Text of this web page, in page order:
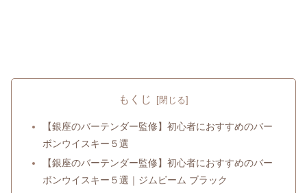
もくじ
【銀座のバーテンダー監修】初心者におすすめのバー
ボンウイスキー５選
【銀座のバーテンダー監修】初心者におすすめのバー
ボンウイスキー５選｜ジムビーム ブラック